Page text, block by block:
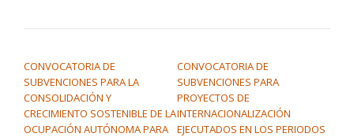
CONVOCATORIA DE
SUBVENCIONES PARA LA
CONSOLIDACIÓN Y
CRECIMIENTO SOSTENIBLE DE LA
OCUPACIÓN AUTÓNOMA PARA
CONVOCATORIA DE
SUBVENCIONES PARA
PROYECTOS DE
INTERNACIONALIZACIÓN
EJECUTADOS EN LOS PERIODOS